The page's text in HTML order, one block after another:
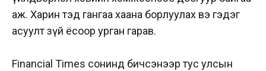
аж. Харин тэд гангаа хаана борлуулах вэ гэдэг
асуулт зүй ёсоор урган гарав.
Financial Times сонинд бичсэнээр тус улсын